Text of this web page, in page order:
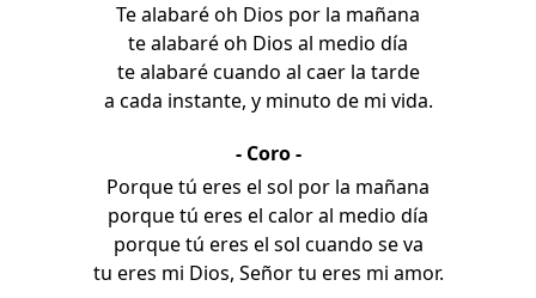
Te alabaré oh Dios por la mañana
te alabaré oh Dios al medio día
te alabaré cuando al caer la tarde
a cada instante, y minuto de mi vida.
- Coro -
Porque tú eres el sol por la mañana
porque tú eres el calor al medio día
porque tú eres el sol cuando se va
tu eres mi Dios, Señor tu eres mi amor.